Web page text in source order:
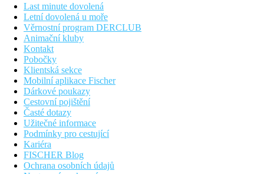
Last minute dovolená
Letní dovolená u moře
Věrnostní program DERCLUB
Animační kluby
Kontakt
Pobočky
Klientská sekce
Mobilní aplikace Fischer
Dárkové poukazy
Cestovní pojištění
Časté dotazy
Užitečné informace
Podmínky pro cestující
Kariéra
FISCHER Blog
Ochrana osobních údajů